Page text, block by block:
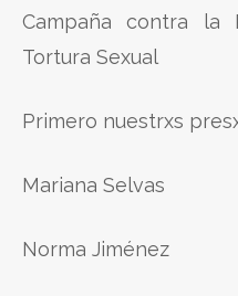
Campaña contra la
Tortura Sexual
Primero nuestrxs
Mariana Selvas
Norma Jiménez